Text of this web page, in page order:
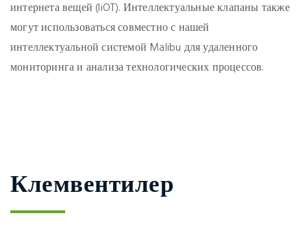
интернета вещей (IiOT). Интеллектуальные клапаны также
могут использоваться совместно с нашей
интеллектуальной системой Malibu для удаленного
мониторинга и анализа технологических процессов.
Клемвентилер